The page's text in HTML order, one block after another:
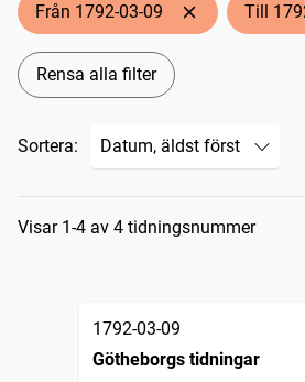
Från 1792-03-09 Till
Rensa alla filter
Sortera:
Sökresultat
Visar 1-4 av 4 tidningsnummer
1792-03-09
Götheborgs tidningar